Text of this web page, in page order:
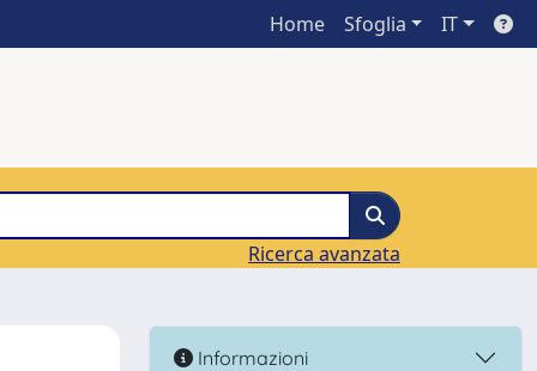
Home Sfoglia IT
Ricerca avanzata
Informazioni